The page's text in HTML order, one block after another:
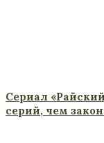
Сериал
серий, чем